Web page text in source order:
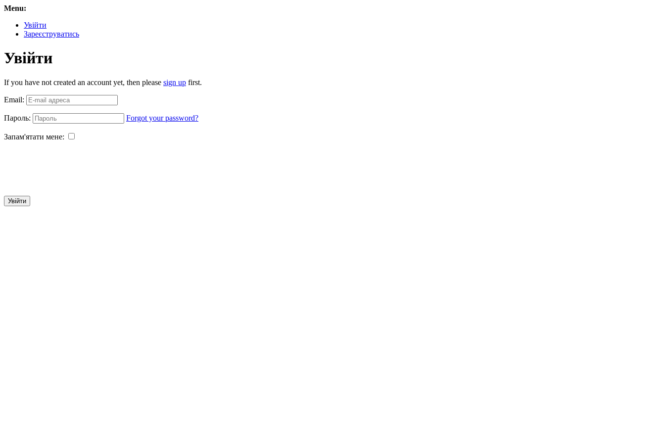
Menu:
Увійти
Зареєструватись
Увійти
If you have not created an account yet, then please sign up first.
Email:
Пароль: Forgot your password?
Запам'ятати мене:
Увійти